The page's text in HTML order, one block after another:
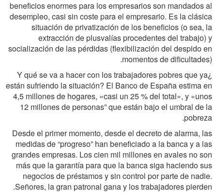
beneficios enormes para los empresarios son mandados al
desempleo, casi sin coste para el empresario. Es la clásica
situación de privatización de los beneficios (o sea, la
extracción de plusvalías procedentes del trabajo) y
socialización de las pérdidas (flexibilización del despido en
momentos de dificultades).
¿Y qué se va a hacer con los trabajadores pobres que ya
están sufriendo la situación? El Banco de España estima en
4,5 millones de hogares, «casi un 25 % del total», y «unos
12 millones de personas” que están bajo el umbral de la
pobreza.
Desde el primer momento, desde el decreto de alarma, las
medidas de “progreso” han beneficiado a la banca y a las
grandes empresas. Los cien mil millones en avales no son
más que la garantía para que la banca siga haciendo sus
negocios de préstamos y sin control por parte de nadie.
Señores, la gran patronal gana y los trabajadores pierden.